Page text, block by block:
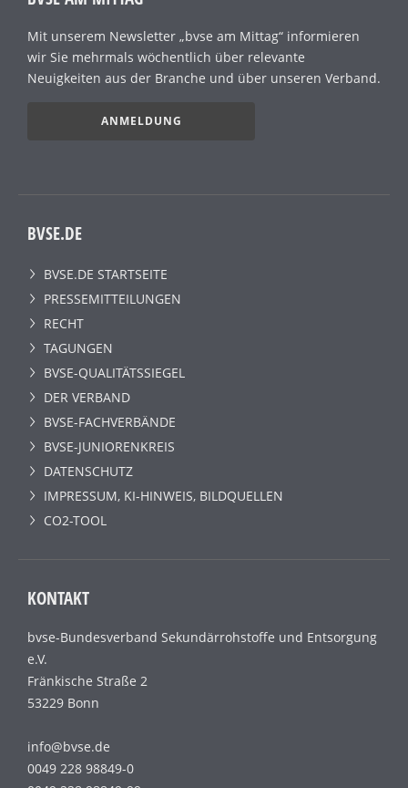
Mit unserem Newsletter „bvse am Mittag“ informieren
wir Sie mehrmals wöchentlich über relevante
Neuigkeiten aus der Branche und über unseren Verband.
ANMELDUNG
BVSE.DE
BVSE.DE STARTSEITE
PRESSEMITTEILUNGEN
RECHT
TAGUNGEN
BVSE-QUALITÄTSSIEGEL
DER VERBAND
BVSE-FACHVERBÄNDE
BVSE-JUNIORENKREIS
DATENSCHUTZ
IMPRESSUM, KI-HINWEIS, BILDQUELLEN
CO2-TOOL
KONTAKT
bvse-Bundesverband Sekundärrohstoffe und Entsorgung
e.V.
Fränkische Straße 2
53229 Bonn
info@bvse.de
0049 228 98849-0